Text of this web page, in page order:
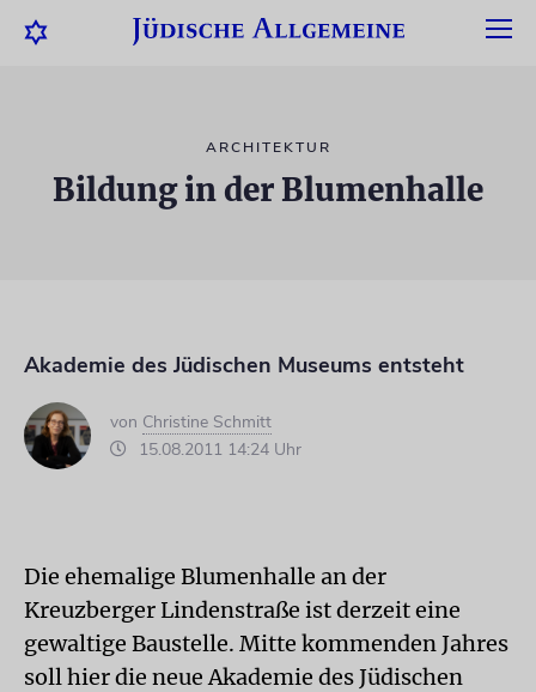
ARCHITEKTUR
Bildung in der Blumenhalle
Akademie des Jüdischen Museums entsteht
von Christine Schmitt
15.08.2011 14:24 Uhr
Die ehemalige Blumenhalle an der
Kreuzberger Lindenstraße ist derzeit eine
gewaltige Baustelle. Mitte kommenden Jahres
soll hier die neue Akademie des Jüdischen